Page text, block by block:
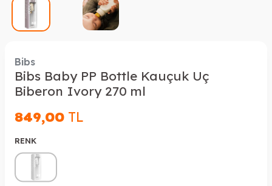
Bibs
Bibs Baby PP Bottle Kauçuk Uç
Biberon Ivory 270 ml
849,00 TL
RENK